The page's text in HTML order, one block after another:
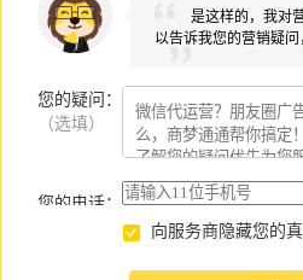
是这样的，我对
以告诉我您的营销疑
您的疑问
（选填）
：
您的电话：
向服务商隐藏您的